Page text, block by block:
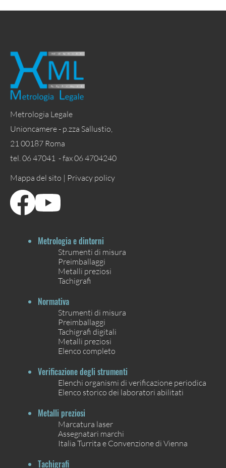
Metrologia Legale
Unioncamere - p.zza Sallustio,
21 00187 Roma
tel. 06 47041 - fax 06 4704240
Mappa del sito | Privacy policy
Metrologia e dintorni
Strumenti di misura
Preimballaggi
Metalli preziosi
Tachigrafi
Normativa
Strumenti di misura
Preimballaggi
Tachigrafi digitali
Metalli preziosi
Elenco completo
Verificazione degli strumenti
Elenchi organismi di verificazione periodica
Elenco storico dei laboratori abilitati
Metalli preziosi
Marcatura laser
Assegnatari marchi
Italia Turrita e Convenzione di Vienna
Tachigrafi